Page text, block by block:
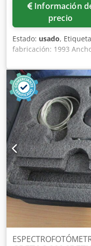
Información de
precio
Estado: usado,
fabricación: 1993
parada: +/- 0,5 mm
Ancho mínimo de
online vía WhatsApp -
Emskirchen/
puede probar Dkodpfx